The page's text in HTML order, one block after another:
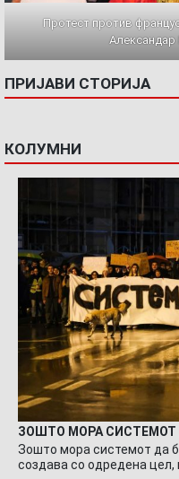
Протест против
Александар
ПРИЈАВИ СТОРИЈА
КОЛУМНИ
ЗОШТО МОРА СИСТЕМОТ
Зошто мора системот да
создава со одредена цел,